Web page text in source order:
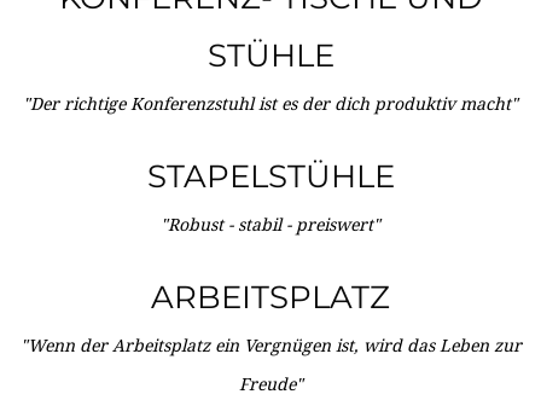
STÜHLE
"Der richtige Konferenzstuhl ist es der dich produktiv macht"
STAPELSTÜHLE
"Robust - stabil - preiswert"
ARBEITSPLATZ
"Wenn der Arbeitsplatz ein Vergnügen ist, wird das Leben zur
Freude"